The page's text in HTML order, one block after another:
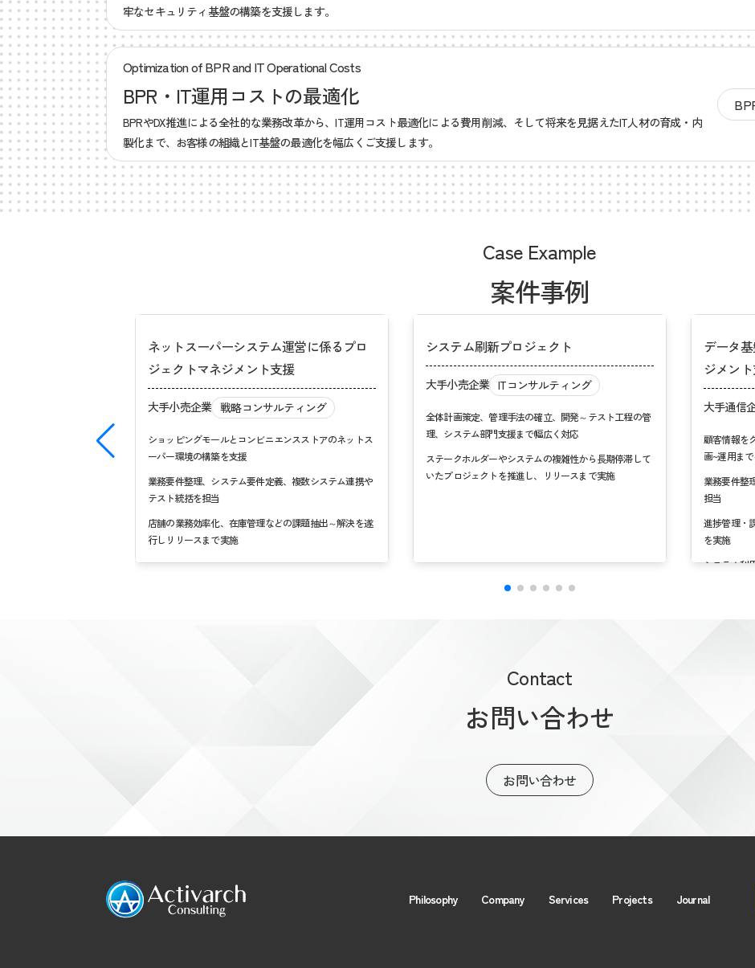
牢なセキュリティ基盤の構築を支援します。
Optimization of BPR and IT Operational Costs
BPR・IT運用コストの最適化
BPRやDX推進による全社的な業務改革から、IT運用コスト最適化による費用削減、そして将来を見据えたIT人材の育成・内
製化まで、お客様の組織とIT基盤の最適化を幅広くご支援します。
Case Example
案件事例
ネットスーパーシステム運営に係るプロ
ジェクトマネジメント支援
大手小売企業 戦略コンサルティング
ショッピングモールとコンビニエンスストアのネットス
ーパー環境の構築を支援
業務要件整理、システム要件定義、複数システム連携や
テスト統括を担当
店舗の業務効率化、在庫管理などの課題抽出～解決を遂
行しリリースまで実施
システム刷新プロジェクト
大手小売企業 ITコンサルティング
全体計画策定、管理手法の確立、開発～テスト工程の管
理、システム部門支援まで幅広く対応
ステークホルダーやシステムの複雑性から長期停滞して
いたプロジェクトを推進し、リリースまで実施
データ
ジメン
大手通信
顧客情報を
画~運用ま
業務要件整
担当
進捗管理・
を実施
システム利
Contact
お問い合わせ
お問い合わせ
Philosophy Company Services Projects Journal